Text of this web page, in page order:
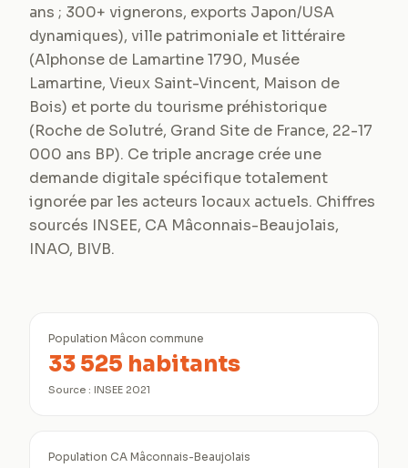
ans ; 300+ vignerons, exports Japon/USA
dynamiques), ville patrimoniale et littéraire
(Alphonse de Lamartine 1790, Musée
Lamartine, Vieux Saint-Vincent, Maison de
Bois) et porte du tourisme préhistorique
(Roche de Solutré, Grand Site de France, 22-17
000 ans BP). Ce triple ancrage crée une
demande digitale spécifique totalement
ignorée par les acteurs locaux actuels. Chiffres
sourcés INSEE, CA Mâconnais-Beaujolais,
INAO, BIVB.
Population Mâcon commune
33 525 habitants
Source : INSEE 2021
Population CA Mâconnais-Beaujolais